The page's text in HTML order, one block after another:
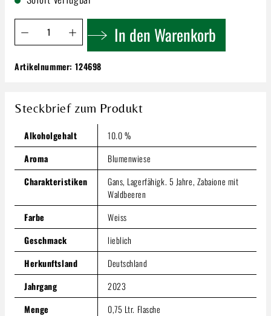
Produkt Anzahl: Gib den gewünschten Wert ein oder
In den Warenkorb
Köster-Wolf Alzeyer Römerberg | Kerner
8,29 €
(11,05 € / 1 Liter)
Preise inkl. MwSt. zzgl. Versandkosten
Produkt Anzahl: Gib den gewünschten Wert ein oder
In den Warenkorb
Artikelnummer:124698
Steckbrief zum Produkt
Alkoholgehalt
10.0 %
Aroma
Blumenwiese
Charakteristiken
Gans, Lagerfähigk. 5 Jahre, Zabaione mit
Waldbeeren
Farbe
Weiss
Geschmack
lieblich
Herkunftsland
Deutschland
Jahrgang
2023
Menge
0,75 Ltr. Flasche